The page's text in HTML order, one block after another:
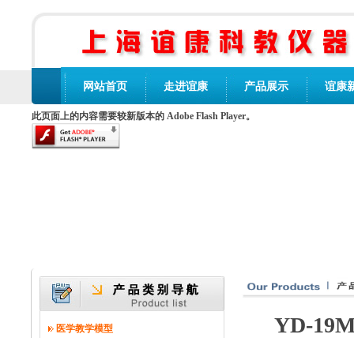
网站首页 走进谊康 产品展示 谊康
此页面上的内容需要较新版本的 Adobe Flash Player。
医学教学模型 YD-